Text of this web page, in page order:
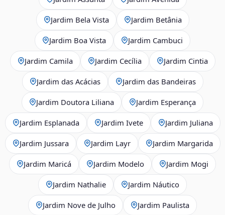
Jardim Bela Vista Jardim Betânia
Jardim Boa Vista Jardim Cambuci
Jardim Camila Jardim Cecília Jardim Cintia
Jardim das Acácias Jardim das Bandeiras
Jardim Doutora Liliana Jardim Esperança
Jardim Esplanada Jardim Ivete Jardim Juliana
Jardim Jussara Jardim Layr Jardim Margarida
Jardim Maricá Jardim Modelo Jardim Mogi
Jardim Nathalie Jardim Náutico
Jardim Nove de Julho Jardim Paulista